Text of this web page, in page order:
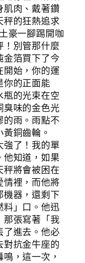
肌肉、戴著鑽
的狂熱追求
豪一腳踢開咖
！別管那什麼
金箔買下了今
開始，你的運
你的正面能
瓶的光束在空
臭味的金色光
的雨。雨點不
銅齒輪。
強了！我的單
他知道，如果
秤將會被困在
裡，而他將
器，還剩下
」口。他迅
張寫著「我
了進去。他必
對抗金牛座的
，這一次，